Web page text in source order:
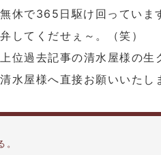
休で365日駆け回ってい
してくだせぇ～。（笑）
位過去記事の清水屋様の
水屋様へ直接お願いいたし